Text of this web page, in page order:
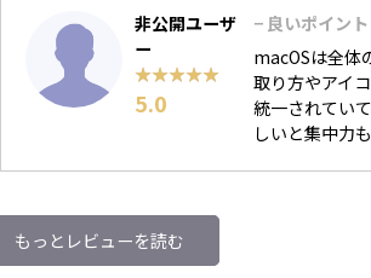
非公開ユーザ
ー
★★★★★
★★★★★
5.0
− 良いポイント
macOSは全体
取り方やアイ
統一されてい
しいと集中力
もっとレビューを読む